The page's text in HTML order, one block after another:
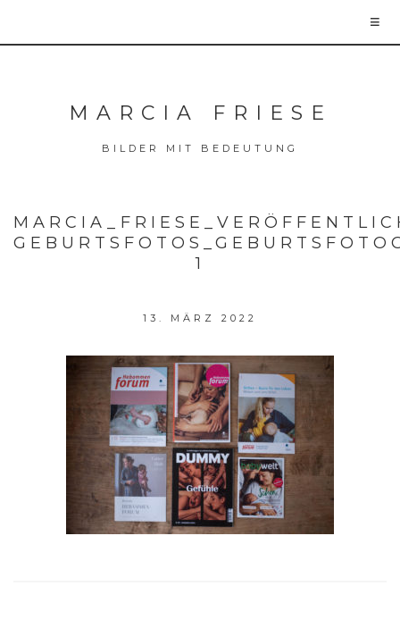
MARCIA FRIESE
BILDER MIT BEDEUTUNG
1
13. MÄRZ 2022